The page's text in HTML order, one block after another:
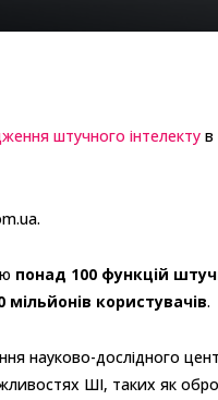
штучного інтелекту в
понад 100 функцій
мільйонів користувачів.
науково-дослідного
ШІ, таких як